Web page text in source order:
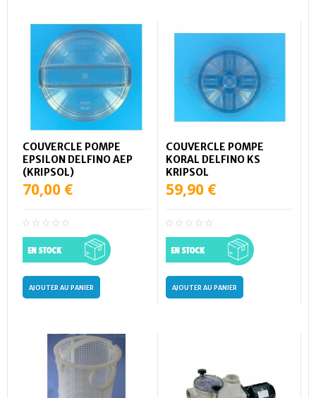
COUVERCLE POMPE
EPSILON DELFINO AEP
(KRIPSOL)
70,00 €
AJOUTER AU PANIER
COUVERCLE POMPE
KORAL DELFINO KS
KRIPSOL
59,90 €
AJOUTER AU PANIER